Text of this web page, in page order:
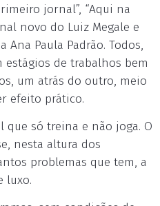
jornal”, “Aqui na
novo do Luiz Megale e
Paula Padrão. Todos,
de trabalhos bem
um atrás do outro, meio
efeito prático.
só treina e não joga. O
nesta altura dos
problemas que tem, a
luxo.